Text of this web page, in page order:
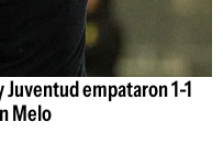
Juventud empataron 1-1
Melo